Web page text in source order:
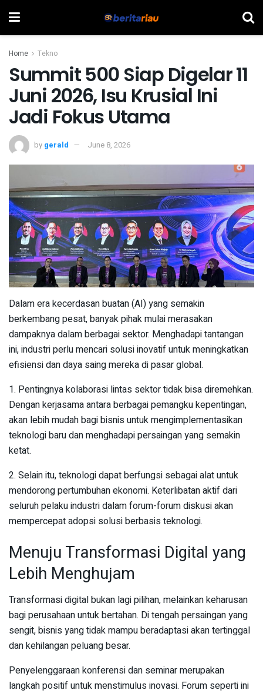
Home Tekno
Summit 500 Siap Digelar 11
Juni 2026, Isu Krusial Ini
Jadi Fokus Utama
by gerald June 8, 2026
Dalam era kecerdasan buatan (AI) yang semakin
berkembang pesat, banyak pihak mulai merasakan
dampaknya dalam berbagai sektor. Menghadapi tantangan
ini, industri perlu mencari solusi inovatif untuk meningkatkan
efisiensi dan daya saing mereka di pasar global.
1. Pentingnya kolaborasi lintas sektor tidak bisa diremehkan.
Dengan kerjasama antara berbagai pemangku kepentingan,
akan lebih mudah bagi bisnis untuk mengimplementasikan
teknologi baru dan menghadapi persaingan yang semakin
ketat.
2. Selain itu, teknologi dapat berfungsi sebagai alat untuk
mendorong pertumbuhan ekonomi. Keterlibatan aktif dari
seluruh pelaku industri dalam forum-forum diskusi akan
mempercepat adopsi solusi berbasis teknologi.
Menuju Transformasi Digital yang
Lebih Menghujam
Transformasi digital bukan lagi pilihan, melainkan keharusan
bagi perusahaan untuk bertahan. Di tengah persaingan yang
sengit, bisnis yang tidak mampu beradaptasi akan tertinggal
dan kehilangan peluang besar.
Penyelenggaraan konferensi dan seminar merupakan
langkah positif untuk menstimulus inovasi. Forum seperti ini